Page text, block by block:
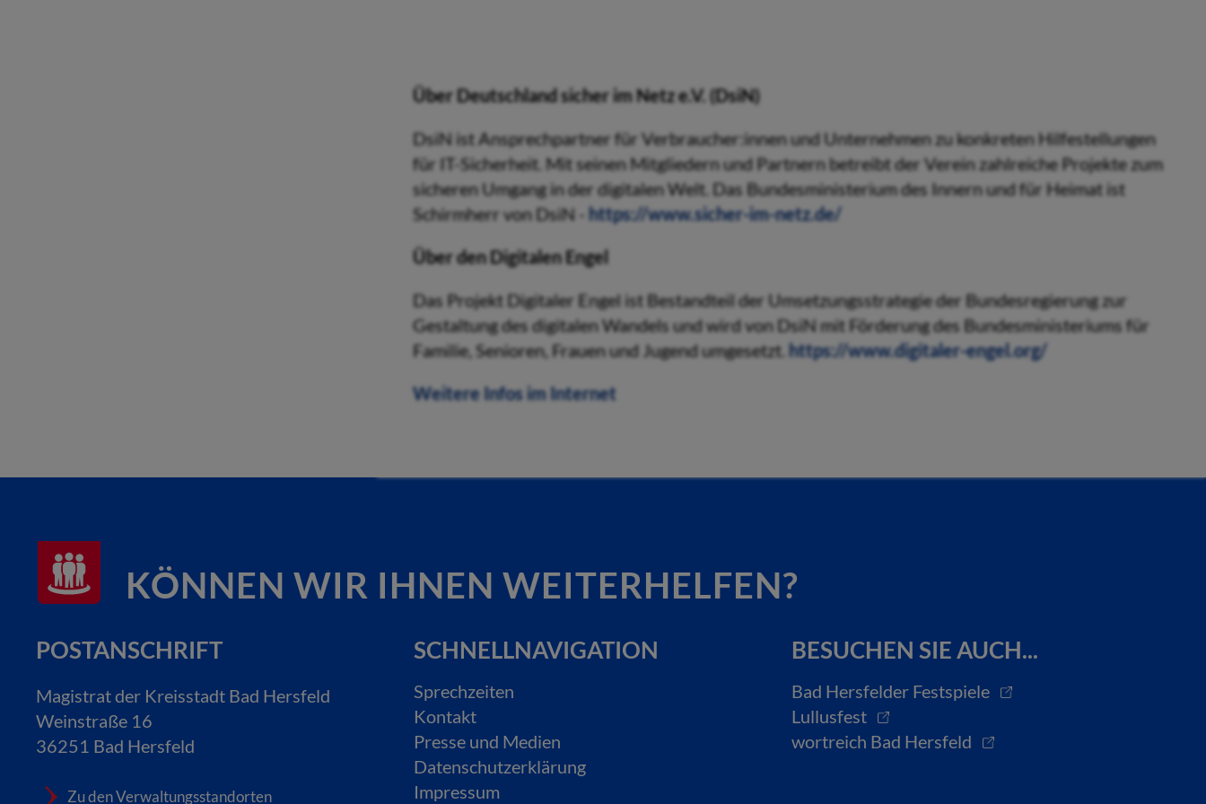
Über Deutschland sicher im Netz e.V. (DsiN)
DsiN ist Ansprechpartner für Verbraucher:innen und Unternehmen zu konkreten Hilfestellungen
für IT-Sicherheit. Mit seinen Mitgliedern und Partnern betreibt der Verein zahlreiche Projekte zum
sicheren Umgang in der digitalen Welt. Das Bundesministerium des Innern und für Heimat ist
Schirmherr von DsiN - https://www.sicher-im-netz.de/
Über den Digitalen Engel
Das Projekt Digitaler Engel ist Bestandteil der Umsetzungsstrategie der Bundesregierung zur
Gestaltung des digitalen Wandels und wird von DsiN mit Förderung des Bundesministeriums für
Familie, Senioren, Frauen und Jugend umgesetzt. https://www.digitaler-engel.org/
Weitere Infos im Internet
KÖNNEN WIR IHNEN WEITERHELFEN?
POSTANSCHRIFT
Magistrat der Kreisstadt Bad Hersfeld
Weinstraße 16
36251 Bad Hersfeld
Zu den Verwaltungsstandorten
SCHNELLNAVIGATION
Sprechzeiten
Kontakt
Presse und Medien
Datenschutzerklärung
Impressum
BESUCHEN SIE AUCH...
Bad Hersfelder Festspiele
Lullusfest
wortreich Bad Hersfeld